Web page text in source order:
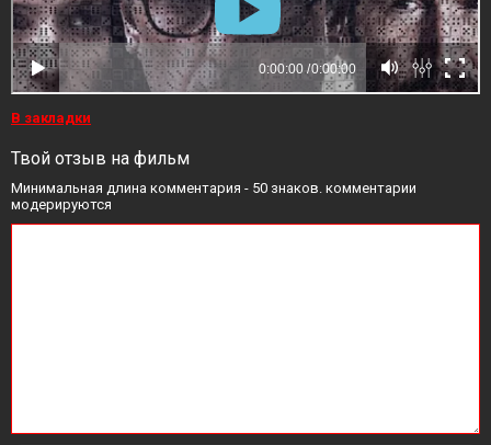
В закладки
Твой отзыв на фильм
Минимальная длина комментария - 50 знаков. комментарии
модерируются